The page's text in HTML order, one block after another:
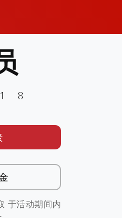
18
于活动期间内